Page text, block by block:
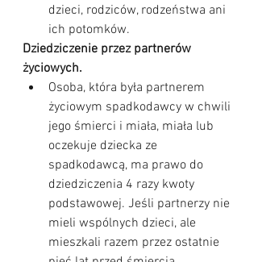
dzieci, rodziców, rodzeństwa ani
ich potomków.
Dziedziczenie przez partnerów
życiowych.
Osoba, która była partnerem
życiowym spadkodawcy w chwili
jego śmierci i miała, miała lub
oczekuje dziecka ze
spadkodawcą, ma prawo do
dziedziczenia 4 razy kwoty
podstawowej. Jeśli partnerzy nie
mieli wspólnych dzieci, ale
mieszkali razem przez ostatnie